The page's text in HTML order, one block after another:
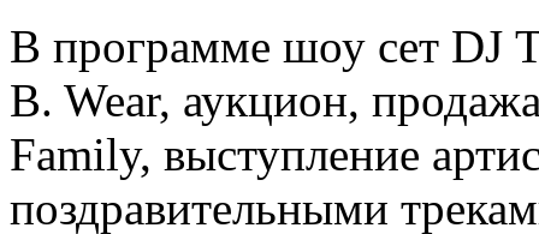
В программе шоу сет DJ
B. Wear, аукцион,
Family, выступление
поздравительными